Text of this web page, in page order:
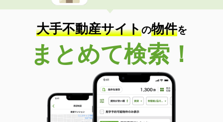
大手不動産サイトの物件を
まとめて検索！